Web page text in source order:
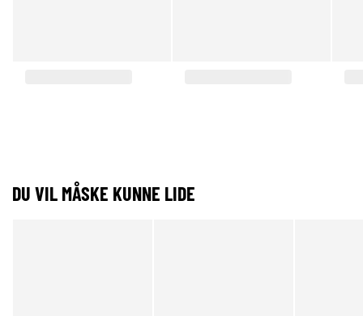
DU VIL MÅSKE KUNNE LIDE